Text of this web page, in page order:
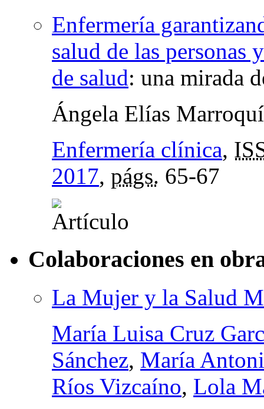
Enfermería
salud de las personas
de salud: una mirada
Ángela Elías
Enfermería clínica,
2017, págs. 65-67
Colaboraciones en
La Mujer y la Salud
María Luisa Cruz
Sánchez, María
Ríos Vizcaíno, Lola